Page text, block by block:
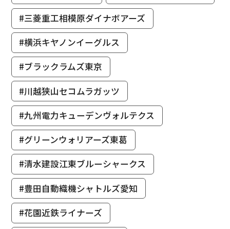
#三菱重工相模原ダイナボアーズ
#横浜キヤノンイーグルス
#ブラックラムズ東京
#川越狭山セコムラガッツ
#九州電力キューデンヴォルテクス
#グリーンウォリアーズ東葛
#清水建設江東ブルーシャークス
#豊田自動織機シャトルズ愛知
#花園近鉄ライナーズ